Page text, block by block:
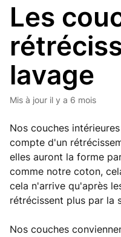
Les
lavage
Mis à jour il y a 6 mois
Nos couches
compte d'un
elles auront la forme
comme notre coton,
cela n'arrive qu'après
rétrécissent plus par la
Nos couches